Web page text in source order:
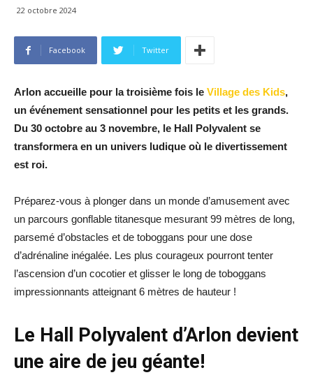
22 octobre 2024
Facebook Twitter
Arlon accueille pour la troisième fois le Village des Kids,
un événement sensationnel pour les petits et les grands.
Du 30 octobre au 3 novembre, le Hall Polyvalent se
transformera en un univers ludique où le divertissement
est roi.
Préparez-vous à plonger dans un monde d’amusement avec
un parcours gonflable titanesque mesurant 99 mètres de long,
parsemé d’obstacles et de toboggans pour une dose
d’adrénaline inégalée. Les plus courageux pourront tenter
l’ascension d’un cocotier et glisser le long de toboggans
impressionnants atteignant 6 mètres de hauteur !
Le Hall Polyvalent d’Arlon devient
une aire de jeu géante!